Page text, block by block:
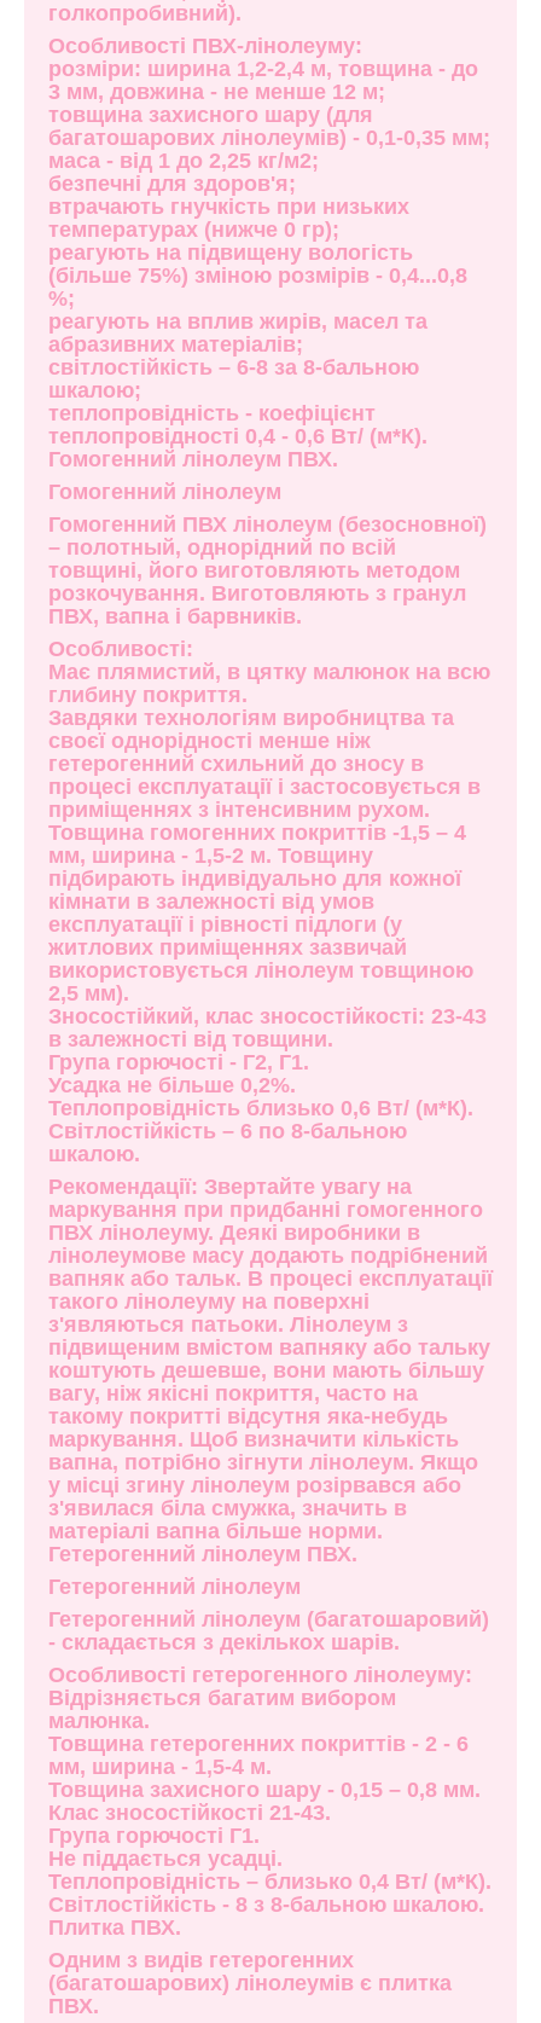
голкопробивний).
Особливості ПВХ-лінолеуму:
розміри: ширина 1,2-2,4 м, товщина - до
3 мм, довжина - не менше 12 м;
товщина захисного шару (для
багатошарових лінолеумів) - 0,1-0,35 мм;
маса - від 1 до 2,25 кг/м2;
безпечні для здоров'я;
втрачають гнучкість при низьких
температурах (нижче 0 гр);
реагують на підвищену вологість
(більше 75%) зміною розмірів - 0,4...0,8
%;
реагують на вплив жирів, масел та
абразивних матеріалів;
світлостійкість – 6-8 за 8-бальною
шкалою;
теплопровідність - коефіцієнт
теплопровідності 0,4 - 0,6 Вт/ (м*К).
Гомогенний лінолеум ПВХ.
Гомогенний лінолеум
Гомогенний ПВХ лінолеум (безосновної)
– полотный, однорідний по всій
товщині, його виготовляють методом
розкочування. Виготовляють з гранул
ПВХ, вапна і барвників.
Особливості:
Має плямистий, в цятку малюнок на всю
глибину покриття.
Завдяки технологіям виробництва та
своєї однорідності менше ніж
гетерогенний схильний до зносу в
процесі експлуатації і застосовується в
приміщеннях з інтенсивним рухом.
Товщина гомогенних покриттів -1,5 – 4
мм, ширина - 1,5-2 м. Товщину
підбирають індивідуально для кожної
кімнати в залежності від умов
експлуатації і рівності підлоги (у
житлових приміщеннях зазвичай
використовується лінолеум товщиною
2,5 мм).
Зносостійкий, клас зносостійкості: 23-43
в залежності від товщини.
Група горючості - Г2, Г1.
Усадка не більше 0,2%.
Теплопровідність близько 0,6 Вт/ (м*К).
Світлостійкість – 6 по 8-бальною
шкалою.
Рекомендації: Звертайте увагу на
маркування при придбанні гомогенного
ПВХ лінолеуму. Деякі виробники в
лінолеумове масу додають подрібнений
вапняк або тальк. В процесі експлуатації
такого лінолеуму на поверхні
з'являються патьоки. Лінолеум з
підвищеним вмістом вапняку або тальку
коштують дешевше, вони мають більшу
вагу, ніж якісні покриття, часто на
такому покритті відсутня яка-небудь
маркування. Щоб визначити кількість
вапна, потрібно зігнути лінолеум. Якщо
у місці згину лінолеум розірвався або
з'явилася біла смужка, значить в
матеріалі вапна більше норми.
Гетерогенний лінолеум ПВХ.
Гетерогенний лінолеум
Гетерогенний лінолеум (багатошаровий)
- складається з декількох шарів.
Особливості гетерогенного лінолеуму:
Відрізняється багатим вибором
малюнка.
Товщина гетерогенних покриттів - 2 - 6
мм, ширина - 1,5-4 м.
Товщина захисного шару - 0,15 – 0,8 мм.
Клас зносостійкості 21-43.
Група горючості Г1.
Не піддається усадці.
Теплопровідність – близько 0,4 Вт/ (м*К).
Світлостійкість - 8 з 8-бальною шкалою.
Плитка ПВХ.
Одним з видів гетерогенних
(багатошарових) лінолеумів є плитка
ПВХ.